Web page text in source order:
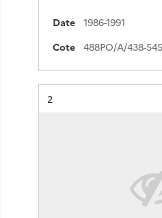
Date
1986-1991
Cote
Résultat n°
2